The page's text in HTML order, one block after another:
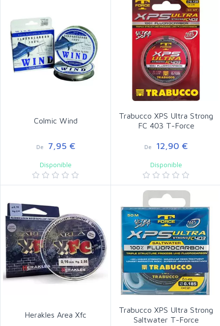
Colmic Wind
De 7,95 €
Disponible
Trabucco XPS Ultra Strong
FC 403 T-Force
De 12,90 €
Disponible
Herakles Area Xfc
Trabucco XPS Ultra Strong
Saltwater T-Force